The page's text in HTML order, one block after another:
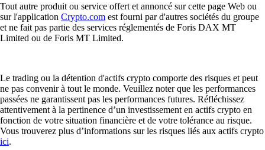
Tout autre produit ou service offert et annoncé sur cette page Web ou
sur l'application Crypto.com est fourni par d'autres sociétés du groupe
et ne fait pas partie des services réglementés de Foris DAX MT
Limited ou de Foris MT Limited.
Le trading ou la détention d'actifs crypto comporte des risques et peut
ne pas convenir à tout le monde. Veuillez noter que les performances
passées ne garantissent pas les performances futures. Réfléchissez
attentivement à la pertinence d’un investissement en actifs crypto en
fonction de votre situation financière et de votre tolérance au risque.
Vous trouverez plus d’informations sur les risques liés aux actifs crypto
ici.